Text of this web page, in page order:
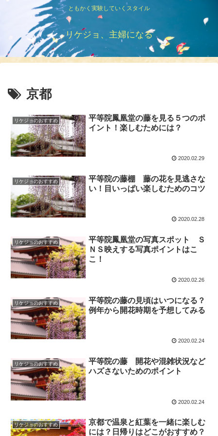
ともかく実験していくスタイル
リケジョ、主婦になる
京都
リケジョのおすすめ
平等院鳳凰堂の藤を見る５つのポ
イント！楽しむためには？
2020.02.29
リケジョのおすすめ
平等院の藤棚 藤の花を見逃さな
い！目いっぱい楽しむためのコツ
2020.02.28
リケジョのおすすめ
平等院鳳凰堂の写真スポット Ｓ
ＮＳ映えする写真ポイントはこ
こ！
2020.02.26
リケジョのおすすめ
平等院の藤の見頃はいつになる？
例年から開花時期を予想してみる
2020.02.24
リケジョのおすすめ
平等院の藤 開花や混雑状況など
ハズさないためのポイント
2020.02.24
リケジョのおすすめ
京都で温泉と紅葉を一緒に楽しむ
には？日帰りはどこがおすすめ？